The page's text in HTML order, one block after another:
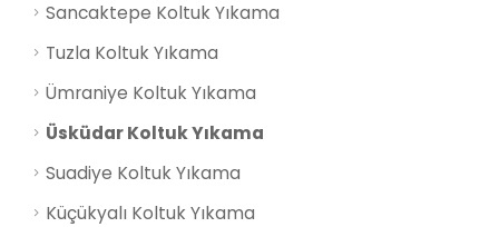
Sancaktepe Koltuk Yıkama
Tuzla Koltuk Yıkama
Ümraniye Koltuk Yıkama
Üsküdar Koltuk Yıkama
Suadiye Koltuk Yıkama
Küçükyalı Koltuk Yıkama